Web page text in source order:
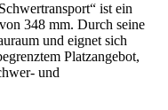
ist ein
348 mm. Durch seine
und eignet sich
Platzangebot,
und